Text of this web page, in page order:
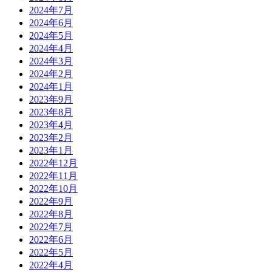
2024年7月
2024年6月
2024年5月
2024年4月
2024年3月
2024年2月
2024年1月
2023年9月
2023年8月
2023年4月
2023年2月
2023年1月
2022年12月
2022年11月
2022年10月
2022年9月
2022年8月
2022年7月
2022年6月
2022年5月
2022年4月